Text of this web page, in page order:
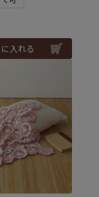
入れる